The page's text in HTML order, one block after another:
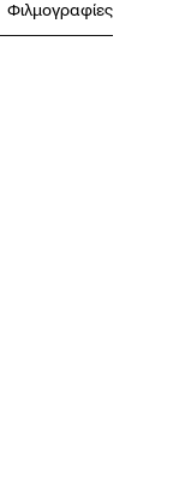
Φιλμογραφίες